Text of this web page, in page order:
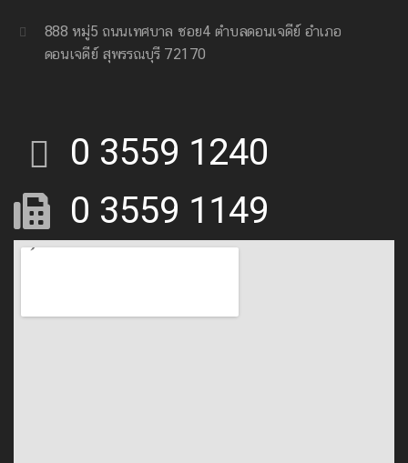
888 หมู่5 ถนนเทศบาล ซอย4 ตำบลดอนเจดีย์ อำเภอ
ดอนเจดีย์ สุพรรณบุรี 72170
0 3559 1240
0 3559 1149